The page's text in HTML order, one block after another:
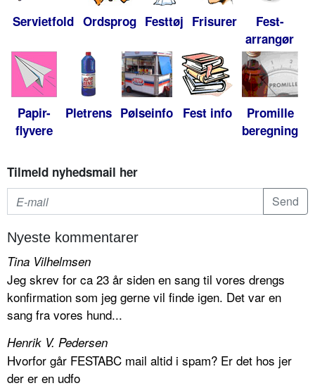
Servietfold Ordsprog Festtøj Frisurer
Fest-
arrangør
Papir-
flyvere
Pletrens Pølseinfo Fest info
Promille
beregning
Tilmeld nyhedsmail her
Nyeste kommentarer
Tina Vilhelmsen
Jeg skrev for ca 23 år siden en sang til vores drengs
konfirmation som jeg gerne vil finde igen. Det var en
sang fra vores hund...
Henrik V. Pedersen
Hvorfor går FESTABC mail altid i spam? Er det hos jer
der er en udfo